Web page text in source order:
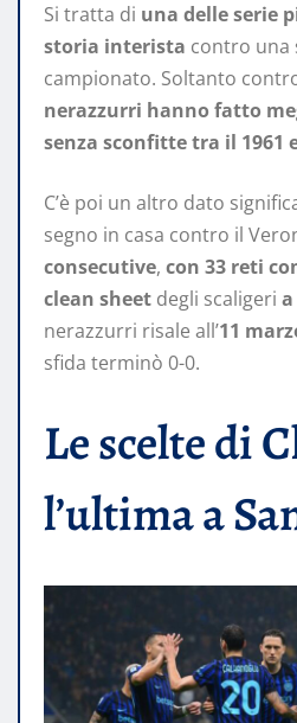
Si tratta di una delle serie
storia interista contro una
campionato. Soltanto
nerazzurri hanno fatto
senza sconfitte tra il 1961
C’è poi un altro dato
segno in casa contro il
consecutive, con 33 reti
clean sheet degli scaligeri a
nerazzurri risale all’11
sfida terminò 0-0.
Le scelte di
l’ultima a